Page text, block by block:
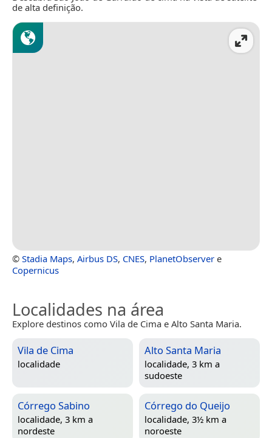
de alta definição.
© Stadia Maps, Airbus DS, CNES, PlanetObserver e
Copernicus
Localidades na área
Explore destinos como Vila de Cima e Alto Santa Maria.
Vila de Cima
localidade
Alto Santa Maria
localidade, 3 km a
sudoeste
Córrego Sabino
localidade, 3 km a
nordeste
Córrego do Queijo
localidade, 3½ km a
noroeste